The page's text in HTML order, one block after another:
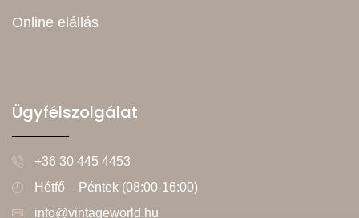
Online elállás
Ügyfélszolgálat
+36 30 445 4453
Hétfő – Péntek (08:00-16:00)
info@vintageworld.hu